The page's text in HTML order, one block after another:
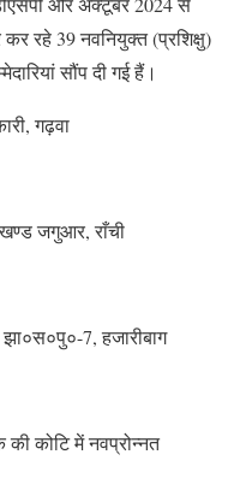
कर रहे 39 नवनियुक्त (प्रशिक्षु)
सौंप दी गई हैं।
गढ़वा
जगुआर, राँची
7, हजारीबाग
कोटि में नवप्रोन्नत